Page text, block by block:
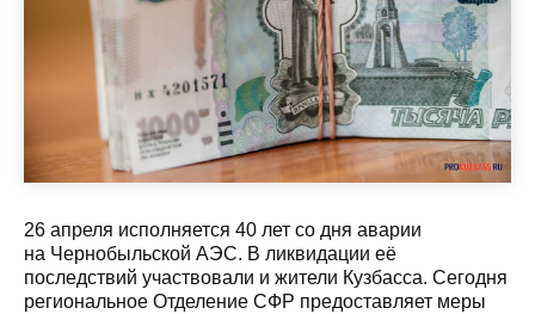
26 апреля исполняется 40 лет со дня аварии
на Чернобыльской АЭС. В ликвидации её
последствий участвовали и жители Кузбасса. Сегодня
региональное Отделение СФР предоставляет меры